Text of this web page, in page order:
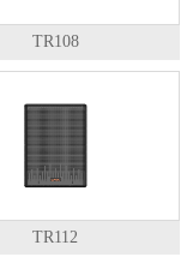
TR108
TR112